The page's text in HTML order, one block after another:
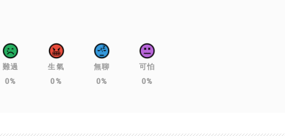
難過
0%
生氣
0%
無聊
0%
可怕
0%